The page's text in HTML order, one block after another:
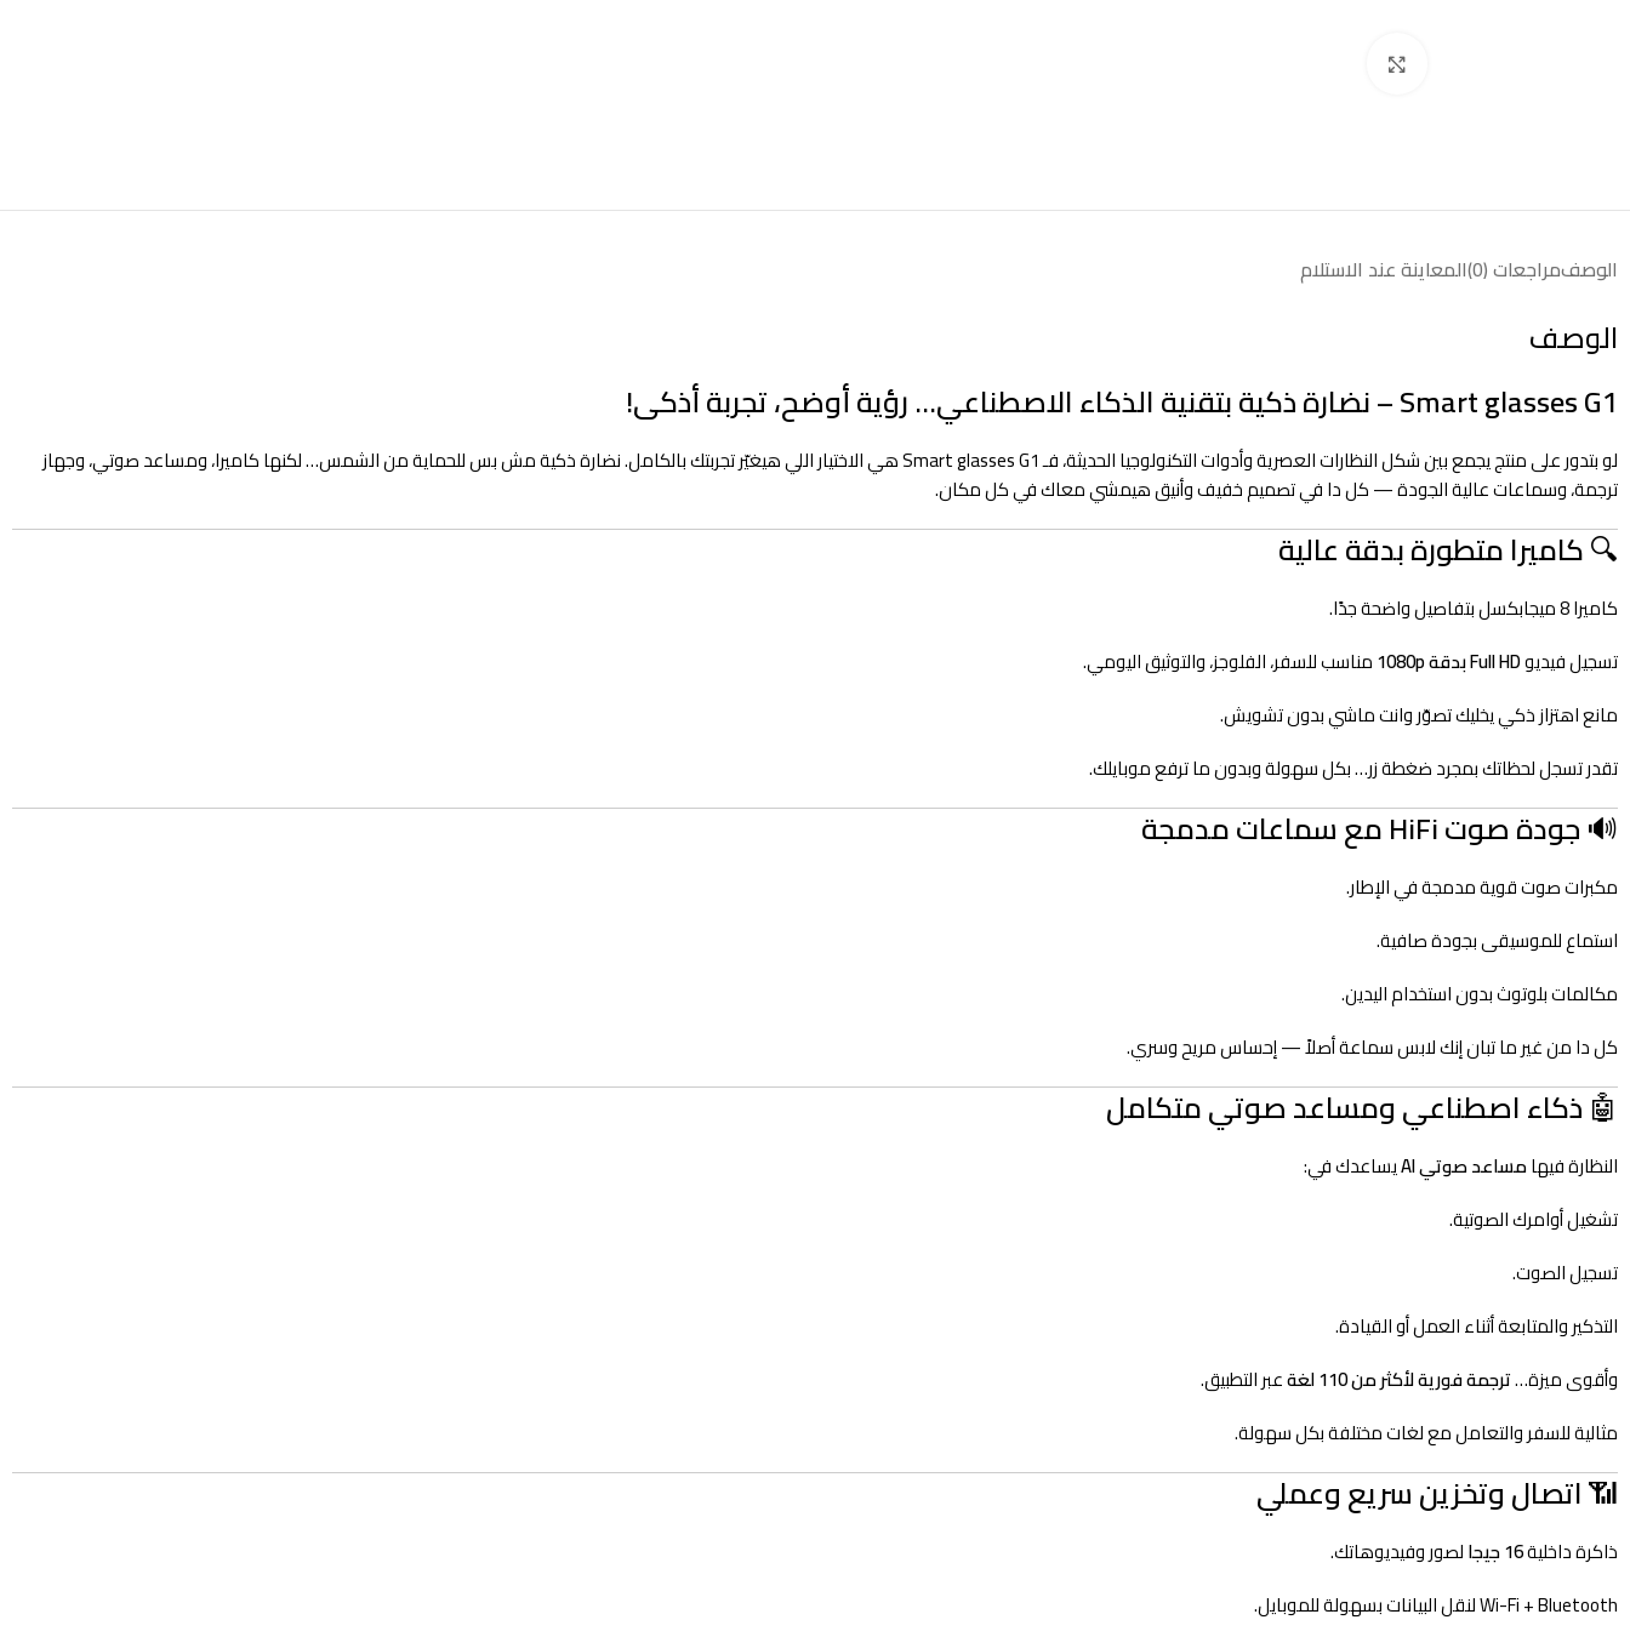
الوصفمراجعات (0) المعاينة عند الاستلام
الوصف
Smart glasses G1 – نضارة ذكية بتقنية الذكاء الاصطناعي… رؤية أوضح، تجربة أذكى!
لو بتدور على منتج يجمع بين شكل النظارات العصرية وأدوات التكنولوجيا الحديثة، فـ Smart glasses G1 هي الاختيار اللي هيغيّر تجربتك بالكامل. نضارة ذكية مش بس للحماية من الشمس… لكنها كاميرا، ومساعد صوتي، وجهاز
ترجمة، وسماعات عالية الجودة — كل دا في تصميم خفيف وأنيق هيمشي معاك في كل مكان.
🔍كاميرا متطورة بدقة عالية
كاميرا 8 ميجابكسل بتفاصيل واضحة جدًا.
تسجيل فيديوFull HD بدقة 1080p
مناسب للسفر، الفلوجز، والتوثيق اليومي.
مانع اهتزاز ذكي يخليك تصوّر وانت ماشي بدون تشويش.
تقدر تسجل لحظاتك بمجرد ضغطة زر… بكل سهولة وبدون ما ترفع موبايلك.
🔊جودة صوت HiFi مع سماعات مدمجة
مكبرات صوت قوية مدمجة في الإطار.
استماع للموسيقى بجودة صافية.
مكالمات بلوتوث بدون استخدام اليدين.
كل دا من غير ما تبان إنك لابس سماعة أصلاً — إحساس مريح وسري.
🤖 ذكاء اصطناعي ومساعد صوتي متكامل
النظارة فيهامساعد صوتي AI
يساعدك في:
تشغيل أوامرك الصوتية.
تسجيل الصوت.
التذكير والمتابعة أثناء العمل أو القيادة.
وأقوى ميزة…ترجمة فورية لأكثر من 110 لغة
عبر التطبيق.
مثالية للسفر والتعامل مع لغات مختلفة بكل سهولة.
📶اتصال وتخزين سريع وعملي
ذاكرة داخلية16 جيجا
لصور وفيديوهاتك.
Wi-Fi + Bluetooth لنقل البيانات بسهولة للموبايل.